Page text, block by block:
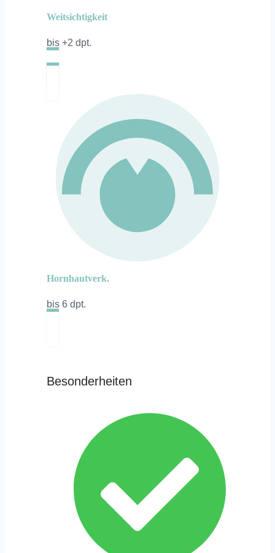
Weitsichtigkeit
bis +2 dpt.
Hornhautverk.
bis 6 dpt.
Besonderheiten